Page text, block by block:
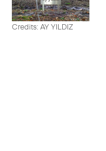
Credits: AY YILDIZ